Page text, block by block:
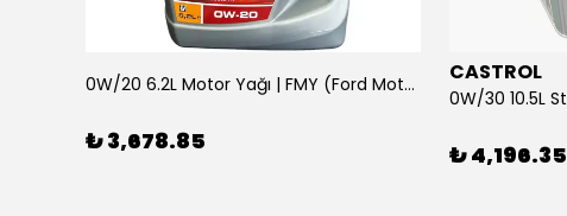
0W/20 6.2L Motor Yağı | FMY (Ford Motor Yağları)
₺ 3,678.85
CASTROL
₺ 4,196.35